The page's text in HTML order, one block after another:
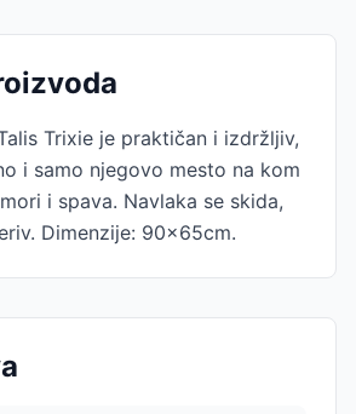
Trixie je praktičan i izdržljiv,
i samo njegovo mesto na kom
i spava. Navlaka se skida,
Dimenzije: 90x65cm.